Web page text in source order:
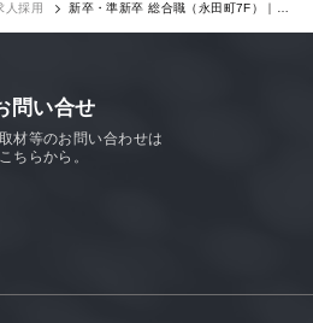
人採用
新卒・準新卒 総合職（永田町7F）｜求
問い合せ
材等のお問い合わせは
こちらから。